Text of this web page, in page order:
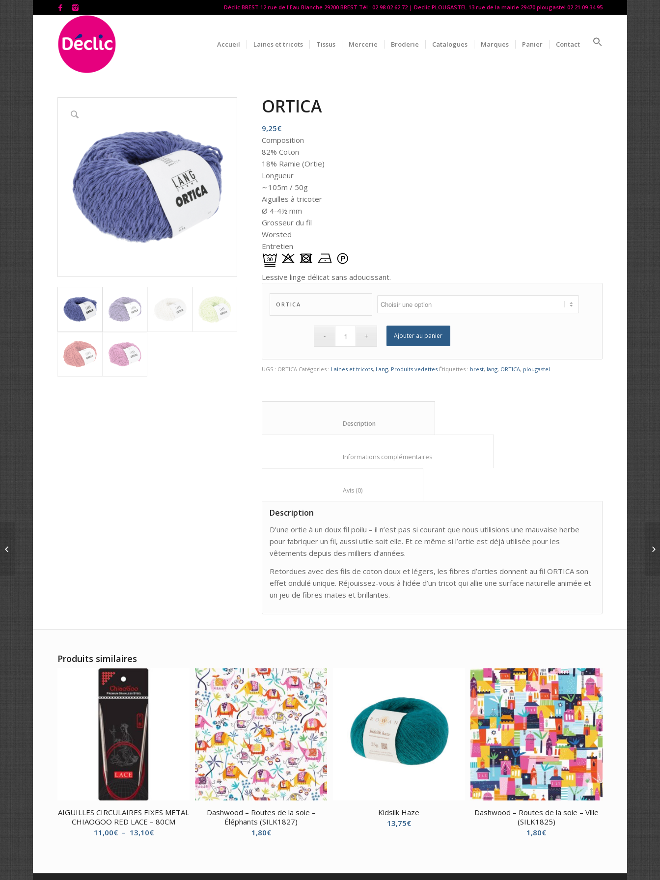
Déclic BREST 12 rue de l'Eau Blanche 29200 BREST Tél : 02 98 02 62 72 | Declic PLOUGASTEL 13 rue de la mairie 29470 plougastel 02 21 09 34 95
Accueil Laines et tricots Tissus Mercerie Broderie Catalogues Marques Panier Contact
ORTICA
9,25€
Composition
82% Coton
18% Ramie (Ortie)
Longueur
∼105m / 50g
Aiguilles à tricoter
Ø 4-4½ mm
Grosseur du fil
Worsted
Entretien
Lessive linge délicat sans adoucissant.
ORTICA
Ajouter au panier
UGS : ORTICA Catégories : Laines et tricots, Lang, Produits vedettes Étiquettes : brest, lang, ORTICA, plougastel
Description
D’une ortie à un doux fil poilu – il n’est pas si courant que nous utilisions une mauvaise herbe
pour fabriquer un fil, aussi utile soit elle. Et ce même si l’ortie est déjà utilisée pour les
vêtements depuis des milliers d’années.
Retordues avec des fils de coton doux et légers, les fibres d’orties donnent au fil ORTICA son
effet ondulé unique. Réjouissez-vous à l’idée d’un tricot qui allie une surface naturelle animée et
un jeu de fibres mates et brillantes.
Produits similaires
AIGUILLES CIRCULAIRES FIXES METAL
CHIAOGOO RED LACE – 80CM
11,00€ – 13,10€Plage
Dashwood – Routes de la soie –
Éléphants (SILK1827)
1,80€
Kidsilk Haze
13,75€
Dashwood – Routes de la soie – Ville
(SILK1825)
1,80€